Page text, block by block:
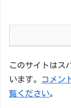
このサイトはス
います。
コメン
覧ください。